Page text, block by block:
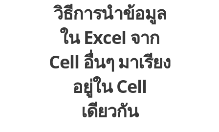
วิธีการนำข้อมูล
ใน Excel จาก
Cell อื่นๆ มาเรียง
อยู่ใน Cell
เดียวกัน